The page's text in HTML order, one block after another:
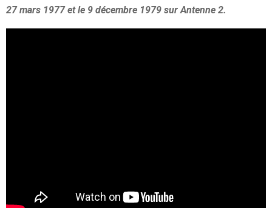
27 mars 1977 et le 9 décembre 1979 sur Antenne 2.